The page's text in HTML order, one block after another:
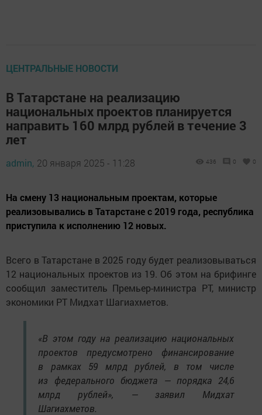
ЦЕНТРАЛЬНЫЕ НОВОСТИ
В Татарстане на реализацию
национальных проектов планируется
направить 160 млрд рублей в течение 3
лет
admin, 20 января 2025 - 11:28 436 0 0
На смену 13 национальным проектам, которые
реализовывались в Татарстане с 2019 года, республика
приступила к исполнению 12 новых.
Всего в Татарстане в 2025 году будет реализовываться
12 национальных проектов из 19. Об этом на брифинге
сообщил заместитель Премьер-министра РТ, министр
экономики РТ Мидхат Шагиахметов.
«В этом году на реализацию национальных
проектов предусмотрено финансирование
в рамках 59 млрд рублей, в том числе
из федерального бюджета — порядка 24,6
млрд рублей», — заявил Мидхат
Шагиахметов.